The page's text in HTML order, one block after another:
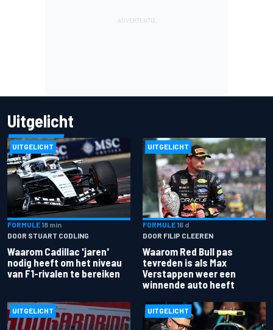
Uitgelicht
UITGELICHT
FORMULE 18 min
DOOR STUART CODLING
Waarom Cadillac 'jaren'
nodig heeft om het niveau
van F1-rivalen te bereiken
UITGELICHT
FORMULE 16 d
DOOR FILIP CLEEREN
Waarom Red Bull pas
tevreden is als Max
Verstappen weer een
winnende auto heeft
UITGELICHT UITGELICHT